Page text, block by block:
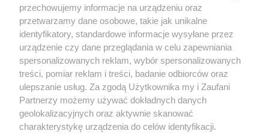
2 / 2
Nabór
Wróć do artykułu:
Nowy nabór do służby w śląskiej policji. Nawet
4300 zł pensji brutto plus dodatki
Nie zapomnij
zapoznać się z:
polityką prywatności regulamin korzystania z portali
Twojemiasto
Piekary Śląskie
Chorzów
Tarnowskie Góry
Skontakuj sięz nami
Kontakt
Wydawca
Redakcja
przechowujemy informacje na urządzeniu oraz
przetwarzamy dane osobowe, takie jak unikalne
identyfikatory, standardowe informacje wysyłane przez
urządzenie czy dane przeglądania w celu zapewniania
spersonalizowanych reklam, wybór spersonalizowanych
treści, pomiar reklam i treści, badanie odbiorców oraz
ulepszanie usług. Za zgodą Użytkownika my i Zaufani
Partnerzy możemy używać dokładnych danych
geolokalizacyjnych oraz aktywnie skanować
charakterystykę urządzenia do celów identyfikacji.